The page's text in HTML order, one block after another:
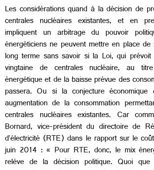
Les considérations quand à la décision de
centrales nucléaires existantes, et en
impliquent un arbitrage du pouvoir
énergéticiens ne peuvent mettre en place
long terme sans savoir si la Loi, qui prévoit
vingtaine de centrales nucléaire, au
énergétique et de la baisse prévue des
passera. Ou si la conjecture économique
augmentation de la consommation
centrales nucléaires existantes. Car
Bornard, vice-président du directoire de
d’électricité (RTE) dans le rapport sur le
juin 2014 : « Pour RTE, donc, le mix
relève de la décision politique. Quoi que